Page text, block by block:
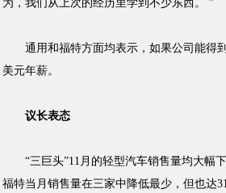
为，我们从上次的经历里学到不少东西。 ”
通用和福特方面均表示，如果公司能得
美元年薪。
议长表态
“三巨头”11月的轻型汽车销售量均大幅下
福特当月销售量在三家中降低最少，但也达31